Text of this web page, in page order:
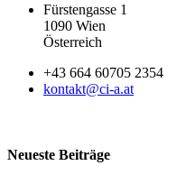
Fürstengasse 1
1090 Wien
Österreich
+43 664 60705 2354
kontakt@ci-a.at
Neueste Beiträge